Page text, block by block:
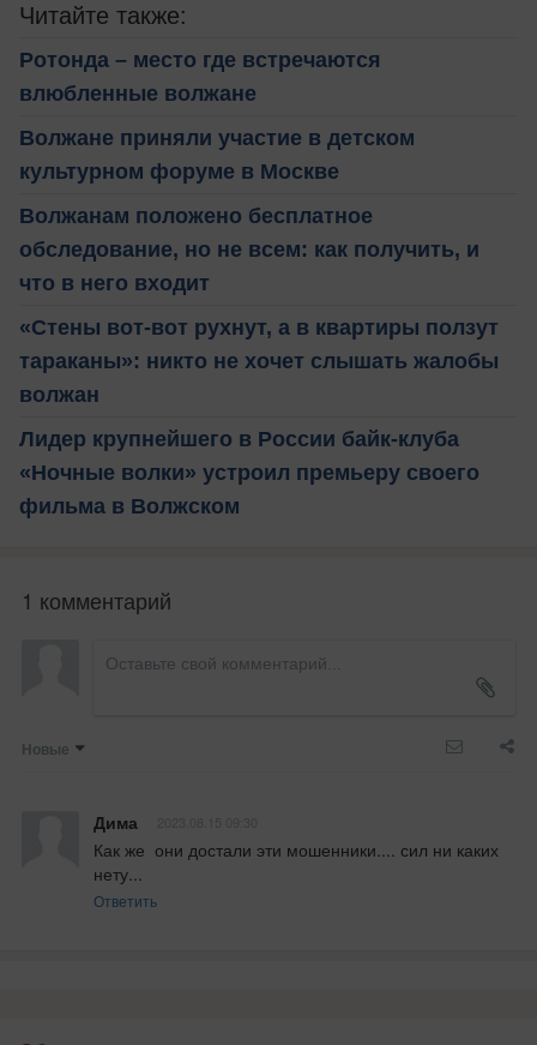
Читайте также:
Ротонда – место где встречаются
влюбленные волжане
Волжане приняли участие в детском
культурном форуме в Москве
Волжанам положено бесплатное
обследование, но не всем: как получить, и
что в него входит
«Стены вот-вот рухнут, а в квартиры ползут
тараканы»: никто не хочет слышать жалобы
волжан
Лидер крупнейшего в России байк-клуба
«Ночные волки» устроил премьеру своего
фильма в Волжском
1 комментарий
Новые
Дима
Как же  они достали эти мошенники.... сил ни каких
нету...
Ответить